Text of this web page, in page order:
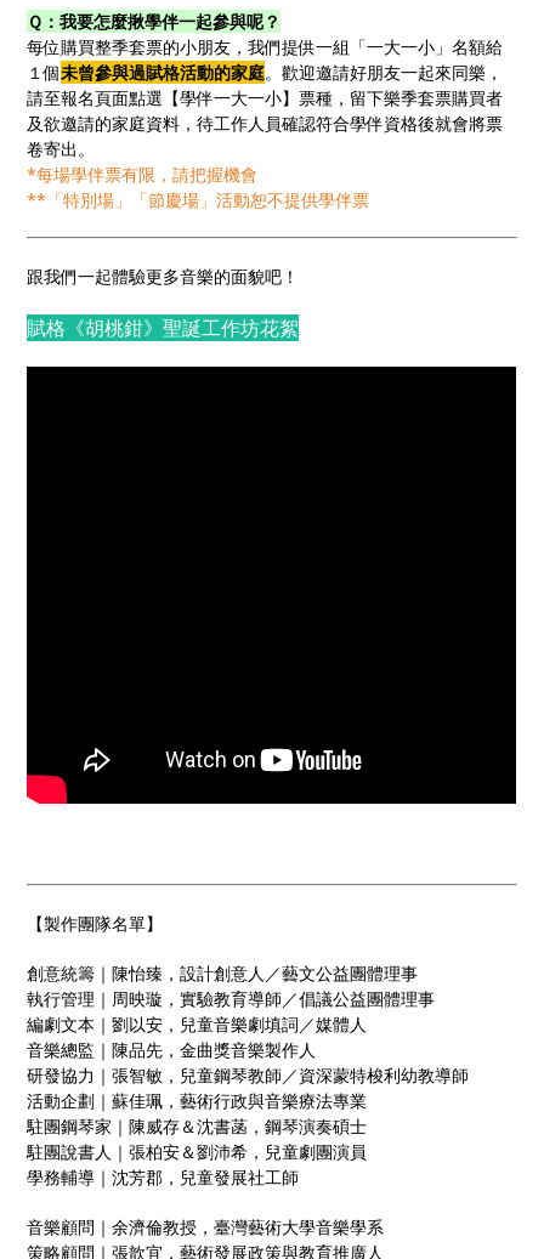
Ｑ：我要怎麼揪學伴一起參與呢？
每位購買整季套票的小朋友，我們提供一組「一大一小」名額給
１個未曾參與過賦格活動的家庭。歡迎邀請好朋友一起來同樂，
請至報名頁面點選【學伴一大一小】票種，留下樂季套票購買者
及欲邀請的家庭資料，待工作人員確認符合學伴資格後就會將票
卷寄出。
*每場學伴票有限，請把握機會
**「特別場」「節慶場」活動恕不提供學伴票
跟我們一起體驗更多音樂的面貌吧！
賦格《胡桃鉗》聖誕工作坊花絮
【製作團隊名單】
創意統籌｜陳怡臻，設計創意人／藝文公益團體理事
執行管理｜周映璇，實驗教育導師／倡議公益團體理事
編劇文本｜劉以安，兒童音樂劇填詞／媒體人
音樂總監｜陳品先，金曲獎音樂製作人
研發協力｜張智敏，兒童鋼琴教師／資深蒙特梭利幼教導師
活動企劃｜蘇佳珮，藝術行政與音樂療法專業
駐團鋼琴家｜陳威存＆沈書菡，鋼琴演奏碩士
駐團說書人｜張柏安＆劉沛希，兒童劇團演員
學務輔導｜沈芳郡，兒童發展社工師
音樂顧問｜余濟倫教授，臺灣藝術大學音樂學系
策略顧問｜張歆宜，藝術發展政策與教育推廣人